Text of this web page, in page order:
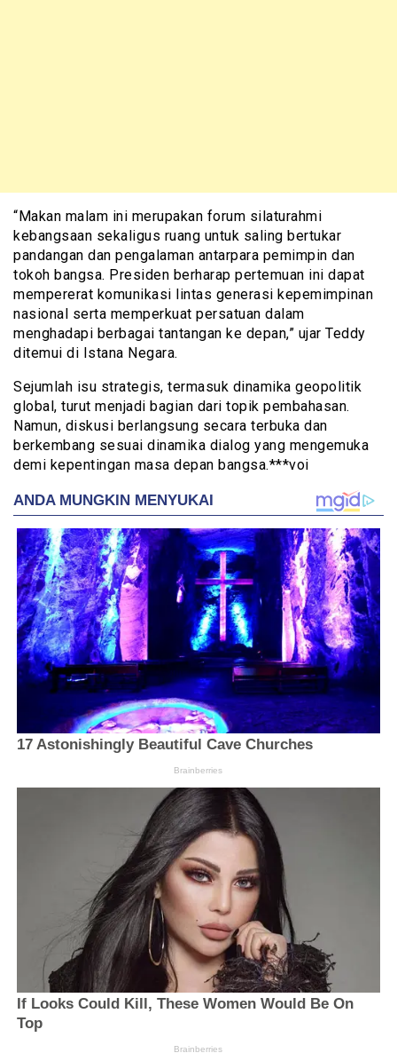
“Makan malam ini merupakan forum silaturahmi
kebangsaan sekaligus ruang untuk saling bertukar
pandangan dan pengalaman antarpara pemimpin dan
tokoh bangsa. Presiden berharap pertemuan ini dapat
mempererat komunikasi lintas generasi kepemimpinan
nasional serta memperkuat persatuan dalam
menghadapi berbagai tantangan ke depan,” ujar Teddy
ditemui di Istana Negara.
Sejumlah isu strategis, termasuk dinamika geopolitik
global, turut menjadi bagian dari topik pembahasan.
Namun, diskusi berlangsung secara terbuka dan
berkembang sesuai dinamika dialog yang mengemuka
demi kepentingan masa depan bangsa.***voi